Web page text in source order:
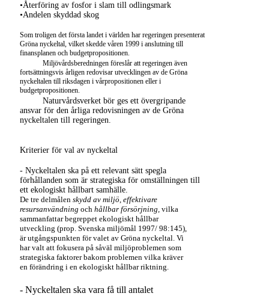
•Återföring av fosfor i slam till odlingsmark
•Andelen skyddad skog
Som troligen det första landet i världen har regeringen presenterat
Gröna nyckeltal, vilket skedde våren 1999 i anslutning till
finansplanen och budgetpropositionen.
Miljövårdsberedningen föreslår att regeringen även
fortsättningsvis årligen redovisar utvecklingen av de Gröna
nyckeltalen till riksdagen i vårpropositionen eller i
budgetpropositionen.
Naturvårdsverket bör ges ett övergripande
ansvar för den årliga redovisningen av de Gröna
nyckeltalen till regeringen.
Kriterier för val av nyckeltal
- Nyckeltalen ska på ett relevant sätt spegla
förhållanden som är strategiska för omställningen till
ett ekologiskt hållbart samhälle.
De tre delmålen skydd av miljö, effektivare
resursanvändning och hållbar försörjning, vilka
sammanfattar begreppet ekologiskt hållbar
utveckling (prop. Svenska miljömål 1997/ 98:145),
är utgångspunkten för valet av Gröna nyckeltal. Vi
har valt att fokusera på såväl miljöproblemen som
strategiska faktorer bakom problemen vilka kräver
en förändring i en ekologiskt hållbar riktning.
- Nyckeltalen ska vara få till antalet